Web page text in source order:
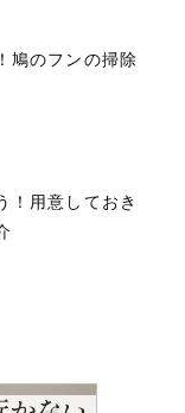
鳩のフンの掃除
！用意しておき